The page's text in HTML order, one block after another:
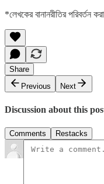
*লেখকের বানানরীতির পরিবর্তন
Share
Previous
Next
Discussion about this
Comments Restacks